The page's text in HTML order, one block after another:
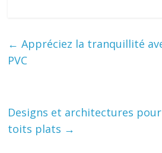
← Appréciez la tranquillité
PVC
Designs et architectures
toits plats →